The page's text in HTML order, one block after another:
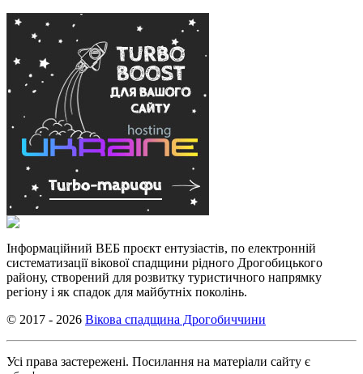
Інформаційний ВЕБ проєкт ентузіастів, по електронній
систематизації вікової спадщини рідного Дрогобицького
району, створений для розвитку туристичного напрямку
регіону і як спадок для майбутніх поколінь.
© 2017 - 2026 Вікова спадщина Дрогобиччини
Усі права застережені. Посилання на матеріали сайту є